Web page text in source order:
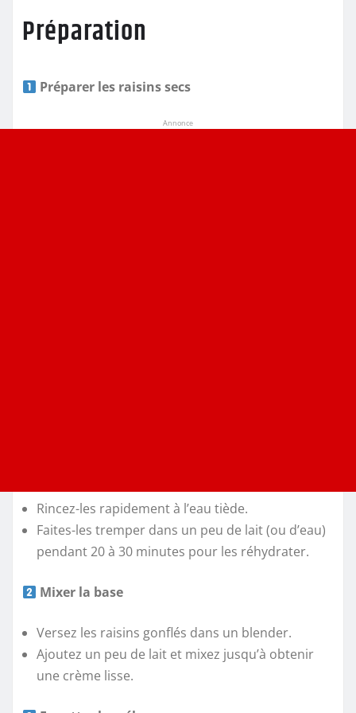
Préparation
Préparer les raisins secs
Annonce
Rincez-les rapidement à l’eau tiède.
Faites-les tremper dans un peu de lait (ou d’eau)
pendant 20 à 30 minutes pour les réhydrater.
Mixer la base
Versez les raisins gonflés dans un blender.
Ajoutez un peu de lait et mixez jusqu’à obtenir
une crème lisse.